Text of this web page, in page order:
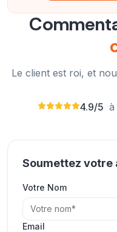
Le client est roi, et
4.9/5 à
Soumettez votre
Votre Nom
Email
NE Nathan Evans
Client vérifié
De vrais abonnés
recommande
Client vérifié
Les résultats ont
publicité. J'en suis